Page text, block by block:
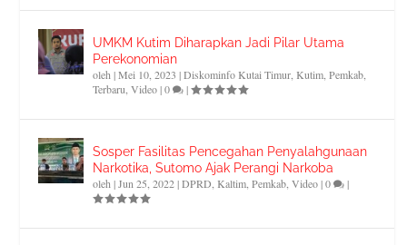
UMKM Kutim Diharapkan Jadi Pilar Utama
Perekonomian
oleh|Mei 10, 2023 |Diskominfo Kutai Timur ,Kutim ,Pemkab
Terbaru ,Video|0 |
Sosper Fasilitas Pencegahan Penyalahgunaan
Narkotika, Sutomo Ajak Perangi Narkoba
oleh|Jun 25, 2022|DPRD ,Kaltim ,Pemkab ,Video|0 |